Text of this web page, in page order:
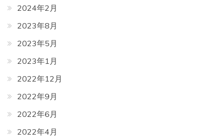
2024年2月
2023年8月
2023年5月
2023年1月
2022年12月
2022年9月
2022年6月
2022年4月